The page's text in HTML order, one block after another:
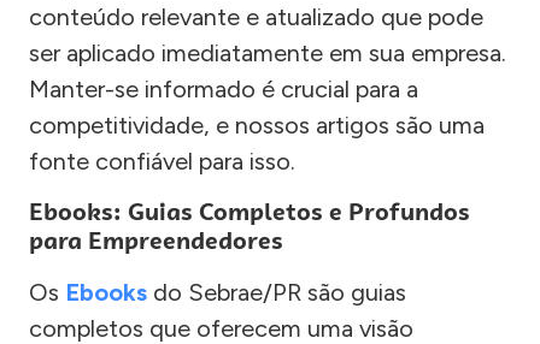
conteúdo relevante e atualizado que pode
ser aplicado imediatamente em sua empresa.
Manter-se informado é crucial para a
competitividade, e nossos artigos são uma
fonte confiável para isso.
Ebooks: Guias Completos e Profundos
para Empreendedores
Os Ebooks do Sebrae/PR são guias
completos que oferecem uma visão